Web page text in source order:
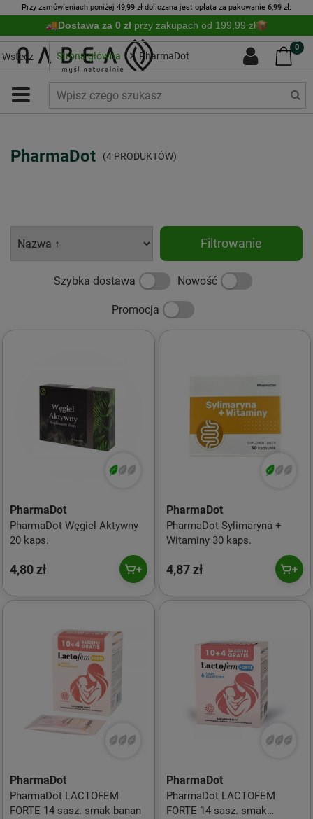
Przy zamówieniach poniżej 49,99 zł doliczana jest opłata za pakowanie 6,99 zł.
Dostawa za 0 zł przy zakupach od 199,99 zł
0
Wstecz Strona główna PharmaDot
PharmaDot (4 PRODUKTÓW)
Filtrowanie
Szybka dostawa Nowość
Promocja
PharmaDot
PharmaDot Węgiel Aktywny
20 kaps.
4,80 zł
PharmaDot
PharmaDot Sylimaryna +
Witaminy 30 kaps.
4,87 zł
PharmaDot
PharmaDot LACTOFEM
FORTE 14 sasz. smak banan
PharmaDot
PharmaDot LACTOFEM
FORTE 14 sasz. smak